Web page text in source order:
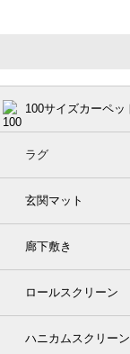
100サイズカーペッ
ラグ
玄関マット
廊下敷き
ロールスクリーン
ハニカムスクリーン